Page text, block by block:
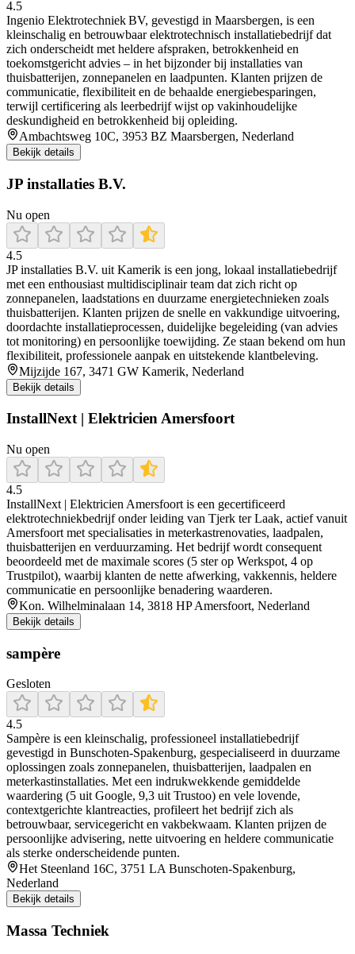
4.5
Ingenio Elektrotechniek BV, gevestigd in Maarsbergen, is een
kleinschalig en betrouwbaar elektrotechnisch installatiebedrijf dat
zich onderscheidt met heldere afspraken, betrokkenheid en
toekomstgericht advies – in het bijzonder bij installaties van
thuisbatterijen, zonnepanelen en laadpunten. Klanten prijzen de
communicatie, flexibiliteit en de behaalde energiebesparingen,
terwijl certificering als leerbedrijf wijst op vakinhoudelijke
deskundigheid en betrokkenheid bij opleiding.
Ambachtsweg 10C, 3953 BZ Maarsbergen, Nederland
Bekijk details
JP installaties B.V.
Nu open
4.5
JP installaties B.V. uit Kamerik is een jong, lokaal installatiebedrijf
met een enthousiast multidisciplinair team dat zich richt op
zonnepanelen, laadstations en duurzame energietechnieken zoals
thuisbatterijen. Klanten prijzen de snelle en vakkundige uitvoering,
doordachte installatieprocessen, duidelijke begeleiding (van advies
tot monitoring) en persoonlijke toewijding. Ze staan bekend om hun
flexibiliteit, professionele aanpak en uitstekende klantbeleving.
Mijzijde 167, 3471 GW Kamerik, Nederland
Bekijk details
InstallNext | Elektricien Amersfoort
Nu open
4.5
InstallNext | Elektricien Amersfoort is een gecertificeerd
elektrotechniekbedrijf onder leiding van Tjerk ter Laak, actief vanuit
Amersfoort met specialisaties in meterkastrenovaties, laadpalen,
thuisbatterijen en verduurzaming. Het bedrijf wordt consequent
beoordeeld met de maximale scores (5 ster op Werkspot, 4 op
Trustpilot), waarbij klanten de nette afwerking, vakkennis, heldere
communicatie en persoonlijke benadering waarderen.
Kon. Wilhelminalaan 14, 3818 HP Amersfoort, Nederland
Bekijk details
sampère
Gesloten
4.5
Sampère is een kleinschalig, professioneel installatiebedrijf
gevestigd in Bunschoten‑Spakenburg, gespecialiseerd in duurzame
oplossingen zoals zonnepanelen, thuisbatterijen, laadpalen en
meterkastinstallaties. Met een indrukwekkende gemiddelde
waardering (5 uit Google, 9,3 uit Trustoo) en vele lovende,
contextgerichte klantreacties, profileert het bedrijf zich als
betrouwbaar, servicegericht en vakbekwaam. Klanten prijzen de
persoonlijke advisering, nette uitvoering en heldere communicatie
als sterke onderscheidende punten.
Het Steenland 16C, 3751 LA Bunschoten-Spakenburg,
Nederland
Bekijk details
Massa Techniek